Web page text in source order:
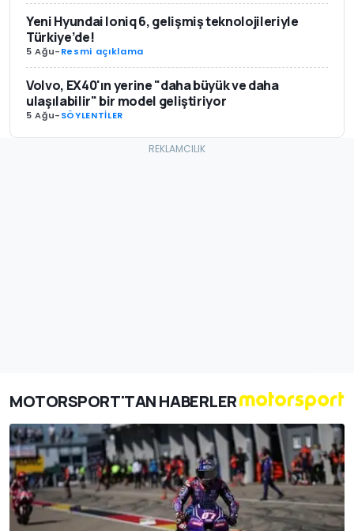
Yeni Hyundai Ioniq 6, gelişmiş teknolojileriyle
Türkiye’de!
5 Ağu-Resmi açıklama
Volvo, EX40'ın yerine "daha büyük ve daha
ulaşılabilir" bir model geliştiriyor
5 Ağu-SÖYLENTİLER
MOTORSPORT'TAN HABERLER